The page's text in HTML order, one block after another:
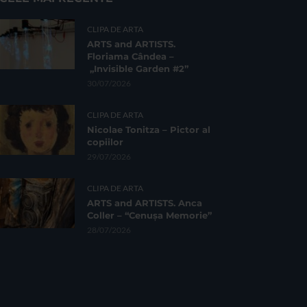
CLIPA DE ARTA
ARTS and ARTISTS.
Floriama Cândea –
„Invisible Garden #2”
30/07/2026
CLIPA DE ARTA
Nicolae Tonitza – Pictor al
copiilor
29/07/2026
CLIPA DE ARTA
ARTS and ARTISTS. Anca
Coller – “Cenușa Memorie”
28/07/2026